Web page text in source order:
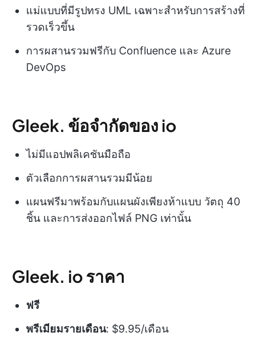
แม่แบบที่มีรูปทรง UML เฉพาะสำหรับการสร้างที่
รวดเร็วขึ้น
การผสานรวมฟรีกับ Confluence และ Azure
DevOps
Gleek. ข้อจำกัดของ io
ไม่มีแอปพลิเคชันมือถือ
ตัวเลือกการผสานรวมมีน้อย
แผนฟรีมาพร้อมกับแผนผังเพียงห้าแบบ วัตถุ 40
ชิ้น และการส่งออกไฟล์ PNG เท่านั้น
Gleek. io ราคา
ฟรี
พรีเมียมรายเดือน: $9.95/เดือน